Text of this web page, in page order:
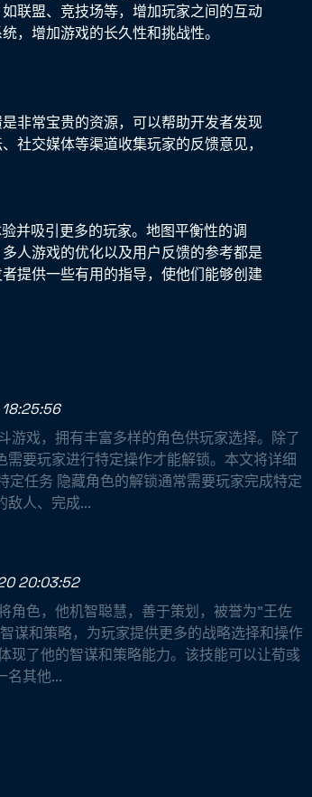
联盟、竞技场等，增加玩家之间的互动
，增加游戏的长久性和挑战性。
非常宝贵的资源，可以帮助开发者发现
社交媒体等渠道收集玩家的反馈意见，
并吸引更多的玩家。地图平衡性的调
人游戏的优化以及用户反馈的参考都是
提供一些有用的指导，使他们能够创建
游戏，拥有丰富多样的角色供玩家选择。除了
要玩家进行特定操作才能解锁。本文将详细
定任务 隐藏角色的解锁通常需要玩家完成特定
敌人、完成...
20:03:52
角色，他机智聪慧，善于策划，被誉为"王佐
谋和策略，为玩家提供更多的战略选择和操作
现了他的智谋和策略能力。该技能可以让荀彧
名其他...